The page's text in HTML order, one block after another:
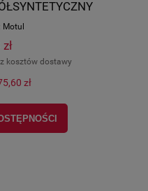
Motul
kosztów dostawy
zł